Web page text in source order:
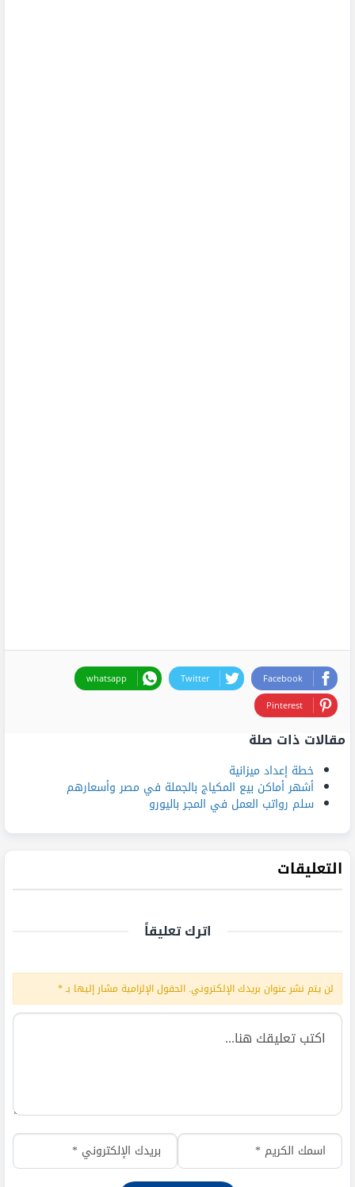
Facebook
Twitter
whatsapp
Pinterest
مقالات ذات صلة
خطة إعداد ميزانية
أشهر أماكن بيع المكياج بالجملة في مصر وأسعارهم
سلم رواتب العمل في المجر باليورو
التعليقات
اترك تعليقاً
لن يتم نشر عنوان بريدك الإلكتروني. الحقول الإلزامية مشار إليها بـ*